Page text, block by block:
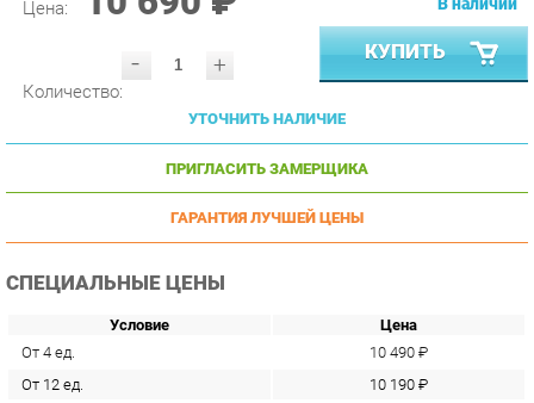
- +
УТОЧНИТЬ НАЛИЧИЕ
ПРИГЛАСИТЬ ЗАМЕРЩИКА
ГАРАНТИЯ ЛУЧШЕЙ ЦЕНЫ
От 4 ед.
10 190 ₽
От 24 ед.
9 890 ₽
ОСТАТКИ